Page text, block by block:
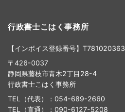
行政書士こはく事務所
【インボイス登録番号】
〒426-0037
静岡県藤枝市青木2丁目28-4
行政書士こはく事務所
TEL（代表）：054-689-2660
TEL（直通）：090-6127-5208